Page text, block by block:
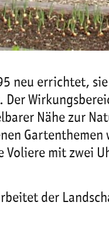
neu errichtet,
Der
Nähe zur
mit zwei
der